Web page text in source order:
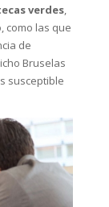
verdes,
como las que
de
Bruselas
susceptible